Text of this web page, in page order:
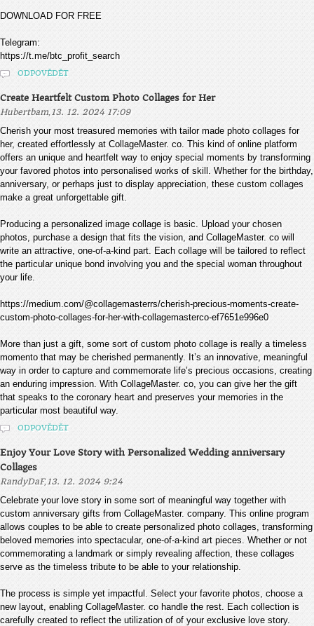
DOWNLOAD FOR FREE
Telegram:
https://t.me/btc_profit_search
ODPOVĚDĚT
Create Heartfelt Custom Photo Collages for Her
Hubertbam, 13. 12. 2024 17:09
Cherish your most treasured memories with tailor made photo collages for
her, created effortlessly at CollageMaster. co. This kind of online platform
offers an unique and heartfelt way to enjoy special moments by transforming
your favored photos into personalised works of skill. Whether for the birthday,
anniversary, or perhaps just to display appreciation, these custom collages
make a great unforgettable gift.
Producing a personalized image collage is basic. Upload your chosen
photos, purchase a design that fits the vision, and CollageMaster. co will
write an attractive, one-of-a-kind part. Each collage will be tailored to reflect
the particular unique bond involving you and the special woman throughout
your life.
https://medium.com/@collagemasterrs/cherish-precious-moments-create-
custom-photo-collages-for-her-with-collagemasterco-ef7651e996e0
More than just a gift, some sort of custom photo collage is really a timeless
momento that may be cherished permanently. It’s an innovative, meaningful
way in order to capture and commemorate life’s precious occasions, creating
an enduring impression. With CollageMaster. co, you can give her the gift
that speaks to the coronary heart and preserves your memories in the
particular most beautiful way.
ODPOVĚDĚT
Enjoy Your Love Story with Personalized Wedding anniversary
Collages
RandyDaF, 13. 12. 2024 9:24
Celebrate your love story in some sort of meaningful way together with
custom anniversary gifts from CollageMaster. company. This online program
allows couples to be able to create personalized photo collages, transforming
beloved memories into spectacular, one-of-a-kind art pieces. Whether or not
commemorating a landmark or simply revealing affection, these collages
serve as the timeless tribute to be able to your relationship.
The process is simple yet impactful. Select your favorite photos, choose a
new layout, enabling CollageMaster. co handle the rest. Each collection is
carefully created to reflect the utilization of of your exclusive love story.